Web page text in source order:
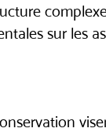
sur les